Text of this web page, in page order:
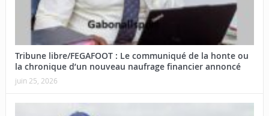
Tribune libre/FEGAFOOT : Le communiqué de la honte ou
la chronique d’un nouveau naufrage financier annoncé
juin 25, 2026